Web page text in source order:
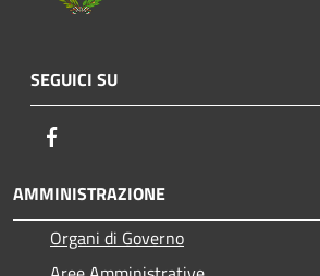
SEGUICI SU
AMMINISTRAZIONE
Organi di Governo